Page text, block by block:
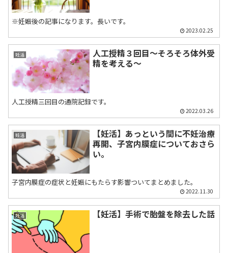
※妊娠後の記事になります。長いです。
2023.02.25
妊活
人工授精３回目～そろそろ体外受
精を考える～
人工授精三回目の通院記録です。
2022.03.26
妊活
【妊活】あっという間に不妊治療
再開、子宮内膜症についておさら
い。
子宮内膜症の症状と妊娠にもたらす影響ついてまとめました。
2022.11.30
妊活 【妊活】手術で胎盤を除去した話